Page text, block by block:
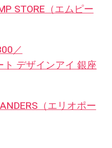
STORE（エムピー
／
ト デザインアイ 銀座
（エリオポー